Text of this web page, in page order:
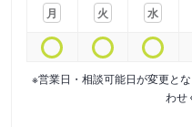
月
火
水
※営業日・相談可能日が変更と
わせ